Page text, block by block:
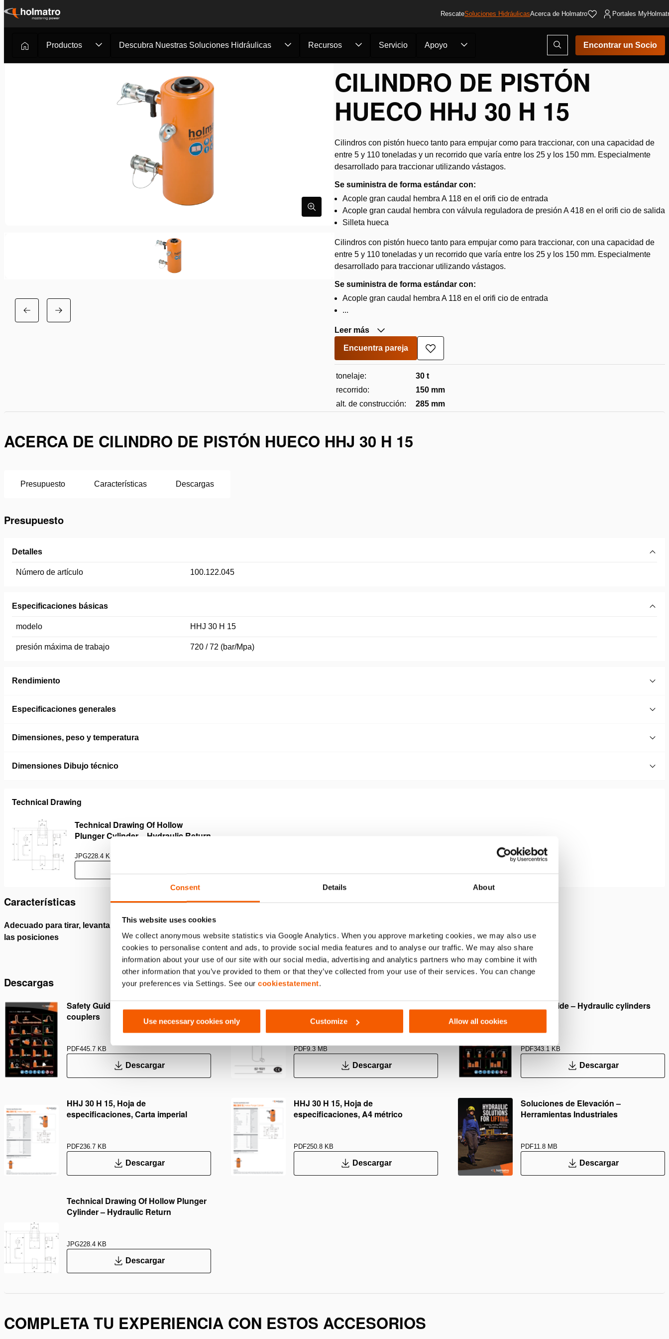
Consent Details About
This website uses cookies
We collect anonymous website statistics via Google Analytics. When you approve marketing cookies, we may also use
cookies to personalise content and ads, to provide social media features and to analyse our traffic. We may also share
information about your use of our site with our social media, advertising and analytics partners who may combine it with
other information that you’ve provided to them or that they’ve collected from your use of their services. You can change
your preferences via Settings. See our cookiestatement.
Use necessary cookies only Customize Allow all cookies
Ir
contenido
RescateSoluciones HidráulicasAcerca de Holmatro Portales
Productos Descubra Nuestras Soluciones Hidráulicas Recursos Servicio Apoyo
Abrir
ventana
modal
de
búsqueda
Encontrar un Socio
Soluciones Hidráulicas Elevación /Cilindros Hidráulicos /Cilindro de pistó...
CILINDRO DE PISTÓN
HUECO HHJ 30 H 15
Cilindros con pistón hueco tanto para empujar como para traccionar, con una capacidad de
entre 5 y 110 toneladas y un recorrido que varía entre los 25 y los 150 mm. Especialmente
desarrollado para traccionar utilizando vástagos.
Se suministra de forma estándar con:
Acople gran caudal hembra A 118 en el orifi cio de entrada
Acople gran caudal hembra con válvula reguladora de presión A 418 en el orifi cio de salida
Silleta hueca
Cilindros con pistón hueco tanto para empujar como para traccionar, con una capacidad de
entre 5 y 110 toneladas y un recorrido que varía entre los 25 y los 150 mm. Especialmente
desarrollado para traccionar utilizando vástagos.
Se suministra de forma estándar con:
Acople gran caudal hembra A 118 en el orifi cio de entrada
...
Leer más
Encuentra pareja
Añadir
a
de
tonelaje:
30 t
recorrido:
150 mm
alt. de construcción:
285 mm
ACERCA DE CILINDRO DE PISTÓN HUECO HHJ 30 H 15
Presupuesto Características Descargas
Presupuesto
Detalles
Número de artículo 100.122.045
Especificaciones básicas
modelo HHJ 30 H 15
presión máxima de trabajo 720 / 72 (bar/Mpa)
Rendimiento
Especificaciones generales
Dimensiones, peso y temperatura
Dimensiones Dibujo técnico
Technical Drawing
Technical Drawing Of Hollow
Plunger Cylinder – Hydraulic Return
JPG228.4 KB
Características
Adecuado para tirar, levantar y tensar en todas
las posiciones
Con protección para que no salte el pistón
Mostrar más
Descargas
Safety Guide – Hydraulic hoses &
couplers
PDF445.7 KB
Descargar
PDF9.3 MB
Descargar
Safety Guide – Hydraulic cylinders
PDF343.1 KB
Descargar
HHJ 30 H 15, Hoja de
especificaciones, Carta imperial
PDF236.7 KB
Descargar
HHJ 30 H 15, Hoja de
especificaciones, A4 métrico
PDF250.8 KB
Descargar
Soluciones de Elevación –
Herramientas Industriales
PDF11.8 MB
Descargar
Technical Drawing Of Hollow Plunger
Cylinder – Hydraulic Return
JPG228.4 KB
Descargar
COMPLETA TU EXPERIENCIA CON ESTOS ACCESORIOS